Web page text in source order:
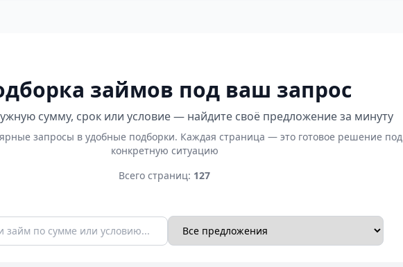
займов под ваш запрос
сумму, срок или условие — найдите своё предложение за минуту
запросы в удобные подборки. Каждая страница — это готовое решение под
конкретную ситуацию
Всего страниц: 127